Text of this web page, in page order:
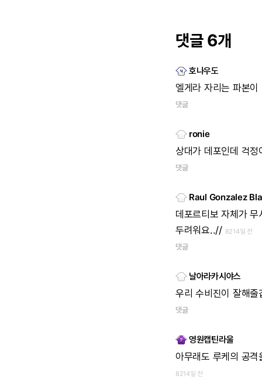
댓글 6개
호나우도
엘게라 자리는 파본이
댓글
ronie
상대가 데포인데 걱정
댓글
Raul Gonzalez
데포르티보 자체가 무
두려워요..// 8214일 전
댓글
날아라카시야스
우리 수비진이 잘해줄
댓글
영원캡틴라울
아무래도 루케의 공격
8214일 전